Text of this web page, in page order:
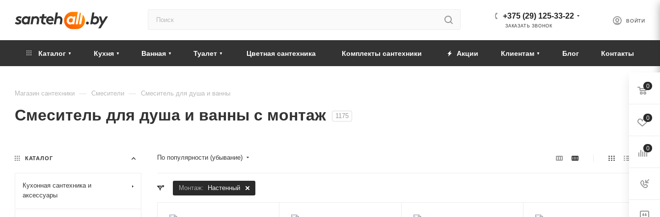
ВОЙТИ
+375 (29) 125-33-22
ЗАКАЗАТЬ ЗВОНОК
Каталог Кухня Ванная Туалет Цветная сантехника Комплекты сантехники Акции Клиентам Блог Контакты
Магазин сантехники — Смесители — Смеситель для душа и ванны
Смеситель для душа и ванны c монтаж 1175
По популярности (убывание)
Монтаж: Настенный
КАТАЛОГ
Кухонная сантехника и
аксессуары
0
0
0